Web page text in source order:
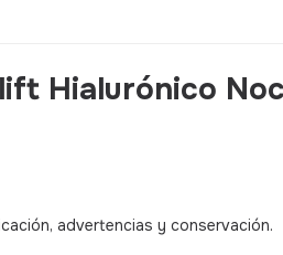
Hialurónico
advertencias y conservación.